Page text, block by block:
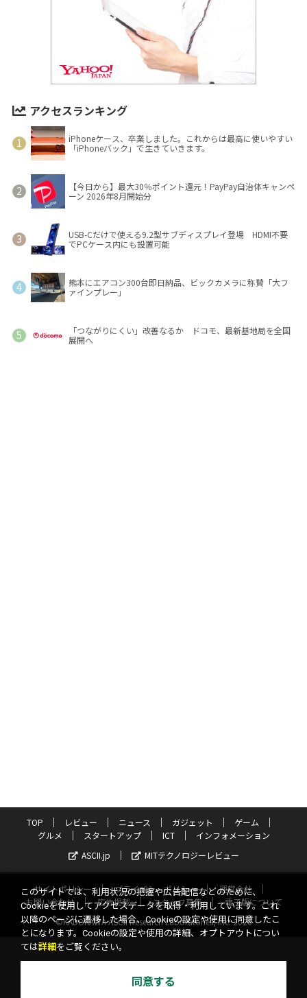
アクセスランキング
iPhoneケース、卒業しました。これからは最高に使いやすい
「iPhoneバック」で生きていきます。
【今日から】最大30％ポイント還元！PayPay自治体キャンペ
ーン 2026年8月開始分
USB-Cだけで使える9.2型サブディスプレイ登場 HDMI不要
でPCケース内にも設置可能
熊本にエアコン300台即日納品、ビックカメラに称賛「大フ
ァインプレー」
「つながりにくい」改善なるか ドコモ、最新基地局を全国
展開へ
TOP レビュー ニュース ガジェット
ゲーム
グルメ
スタートアップ ICT
インフォメーション
ASCII.jp
MITテクノロジーレビュー
サイトポリシー プライバシーポリシー
運営会社
お問い合わせ
広告掲載 スタッフ募集
電子版について
©KADOKAWA ASCII Research Laboratories, Inc. 2026
このサイトでは、利用状況の把握や広告配信などのために、
Cookieを使用してアクセスデータを取得・利用しています。これ
以降のページに遷移した場合、Cookieの設定や使用に同意したこ
とになります。Cookieの設定や使用の詳細、オプトアウトについ
ては詳細 をご覧ください。
同意する